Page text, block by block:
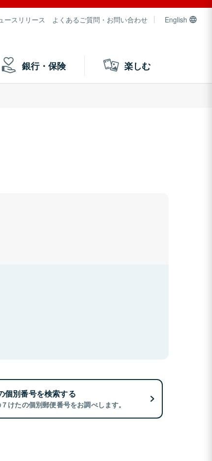
ースリリース よくあるご質問・お問い合わせ English
銀行・保険 楽しむ
個別番号を検索する
けたの個別郵便番号をお調べします。